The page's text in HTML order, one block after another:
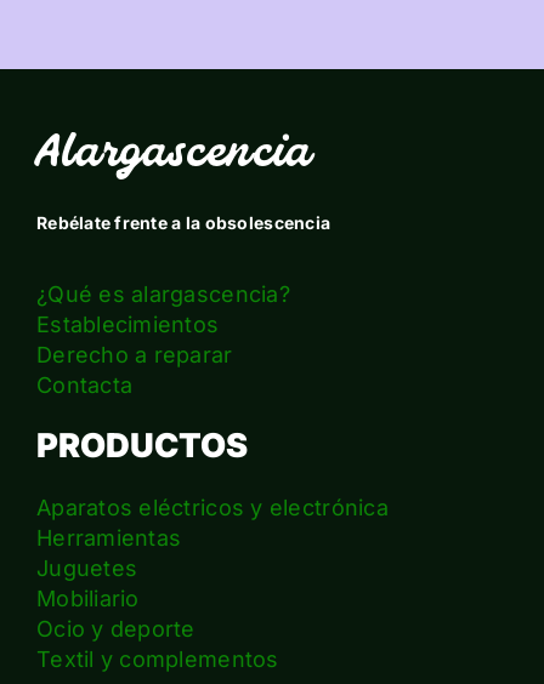
Alargascencia
Rebélate frente a la obsolescencia
¿Qué es alargascencia?
Establecimientos
Derecho a reparar
Contacta
PRODUCTOS
Aparatos eléctricos y electrónica
Herramientas
Juguetes
Mobiliario
Ocio y deporte
Textil y complementos